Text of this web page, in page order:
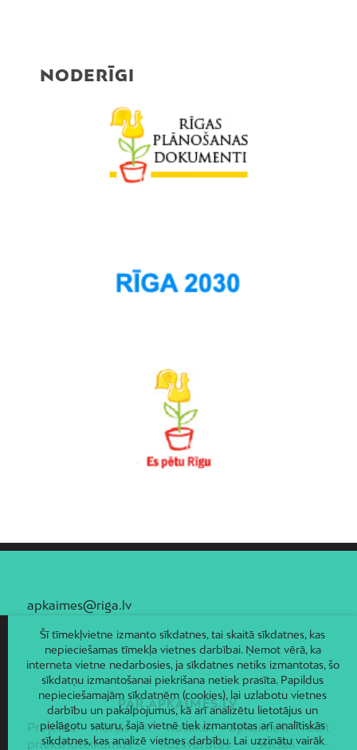
NODERĪGI
apkaimes@riga.lv
PAR APKAIMES.LV
Projekta mērķis ir nosakot apkaimes, radīt
priekšnoteikumus līdzsvarotas sociāli –
Šī tīmekļvietne izmanto sīkdatnes, tai skaitā sīkdatnes, kas
nepieciešamas tīmekļa vietnes darbībai. Ņemot vērā, ka
interneta vietne nedarbosies, ja sīkdatnes netiks izmantotas, šo
sīkdatņu izmantošanai piekrišana netiek prasīta. Papildus
nepieciešamajām sīkdatnēm (cookies), lai uzlabotu vietnes
darbību un pakalpojumus, kā arī analizētu lietotājus un
pielāgotu saturu, šajā vietnē tiek izmantotas arī analītiskās
sīkdatnes, kas analizē vietnes darbību. Lai uzzinātu vairāk